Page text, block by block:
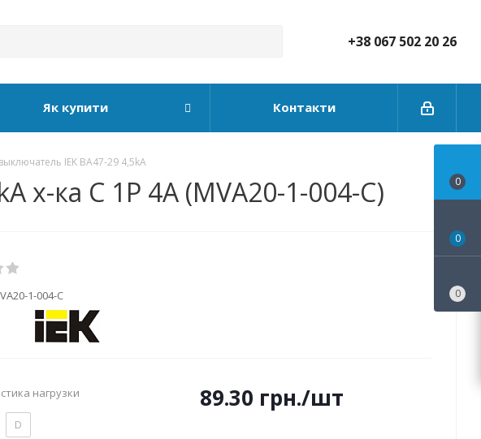
+38 067 502 20 26
Як купити Контакти
IEK ВА47-29 4,5kA
х-ка C 1P 4А (MVA20-1-004-C)
1-004-C
нагрузки
D
89.30 грн./шт
0
0
0